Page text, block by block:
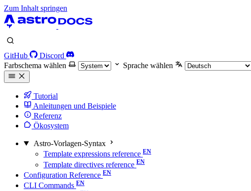
Zum Inhalt springen
GitHub
Discord
Farbschema wählen
Sprache wählen
Tutorial
Anleitungen und Beispiele
Referenz
Ökosystem
Astro-Vorlagen-Syntax
Template expressions reference
Template directives reference
Configuration Reference
CLI Commands